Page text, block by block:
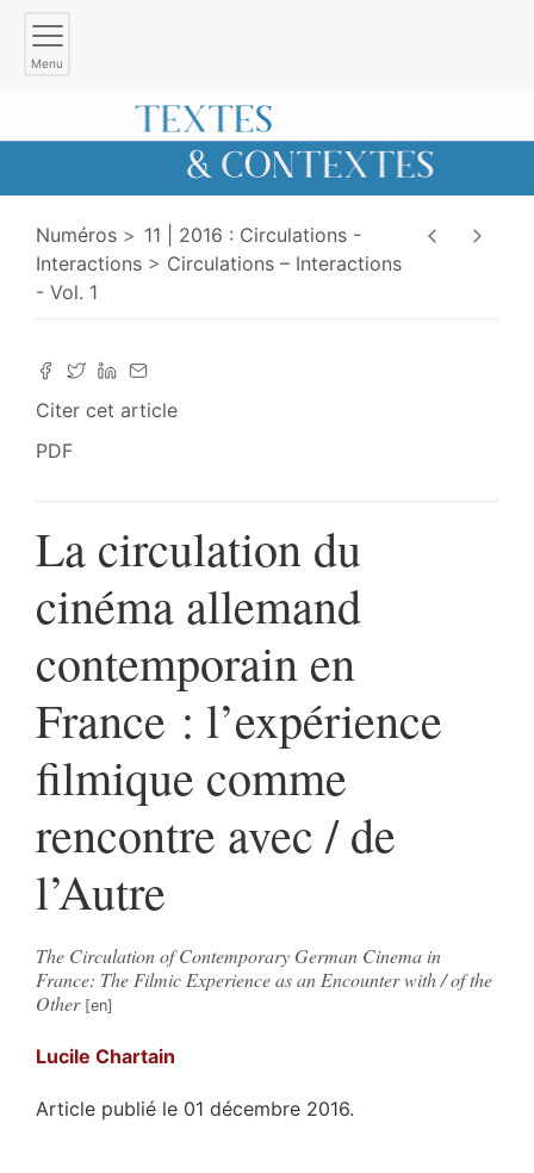
Menu
Numéros
11 | 2016 : Circulations -
Interactions
Circulations – Interactions
- Vol. 1
Citer cet article
PDF
La circulation du
cinéma allemand
contemporain en
France : l’expérience
filmique comme
rencontre avec / de
l’Autre
The Circulation of Contemporary German Cinema in
France: The Filmic Experience as an Encounter with / of the
Other
Lucile Chartain
Article publié le 01 décembre 2016.